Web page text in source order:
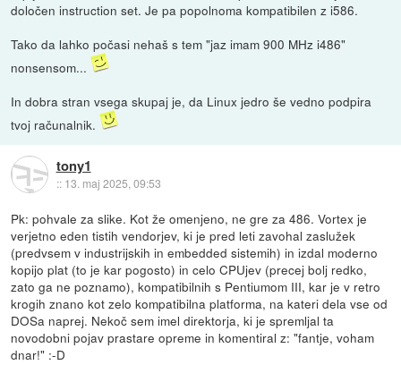
določen instruction set. Je pa popolnoma kompatibilen z i586.
Tako da lahko počasi nehaš s tem "jaz imam 900 MHz i486"
nonsensom...
In dobra stran vsega skupaj je, da Linux jedro še vedno podpira
tvoj računalnik.
tony1
:: 13. maj 2025, 09:53
Pk: pohvale za slike. Kot že omenjeno, ne gre za 486. Vortex je
verjetno eden tistih vendorjev, ki je pred leti zavohal zaslužek
(predvsem v industrijskih in embedded sistemih) in izdal moderno
kopijo plat (to je kar pogosto) in celo CPUjev (precej bolj redko,
zato ga ne poznamo), kompatibilnih s Pentiumom III, kar je v retro
krogih znano kot zelo kompatibilna platforma, na kateri dela vse od
DOSa naprej. Nekoč sem imel direktorja, ki je spremljal ta
novodobni pojav prastare opreme in komentiral z: "fantje, voham
dnar!" :-D